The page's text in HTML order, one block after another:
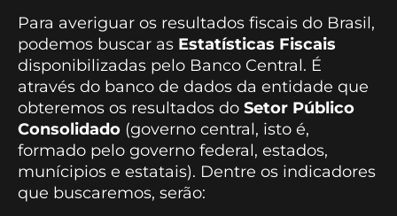
Para averiguar os resultados fiscais do Brasil,
podemos buscar as Estatísticas Fiscais
disponibilizadas pelo Banco Central. É
através do banco de dados da entidade que
obteremos os resultados do Setor Público
Consolidado (governo central, isto é,
formado pelo governo federal, estados,
munícipios e estatais). Dentre os indicadores
que buscaremos, serão: